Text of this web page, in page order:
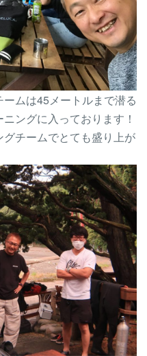
ムは45メートルまで潜る
ングに入っております！
チームでとても盛り上が